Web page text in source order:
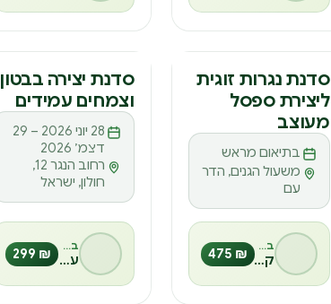
ס
סדנת נגרות זוגית
ליצירת ספסל
מעוצב
בתיאום מראש
משעול הגנים, הדר
עם
קרני אונגר ₪ 475
ס
סדנת יצירה בבטון
וצמחים עמידים
28 יוני 2026 – 29
דצמ׳ 2026
חולון, ישראל
₪ 299